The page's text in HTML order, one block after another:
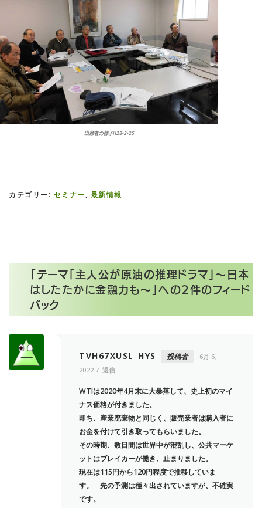
出席者の様子H28-2-25
カテゴリー: セミナー, 最新情報
テーマ「主人公が原油の推理ドラマ」～日本
はしたたかに金融力も～
」への2件のフィード
バック
TVH67XUSL_HYS 投稿者
6月 6,
2022
返信
WTIは2020年4月末に大暴落して、史上初のマイ
ナス価格が付きました。
即ち、産業廃棄物と同じく、販売業者は購入者に
お金を付けて引き取ってもらいました。
その時期、数日間は世界中が混乱し、公共マーケ
ットはブレイカーが働き、止まりました。
現在は115円から120円程度で推移していま
す。 先の予測は種々出されていますが、不確実
です。